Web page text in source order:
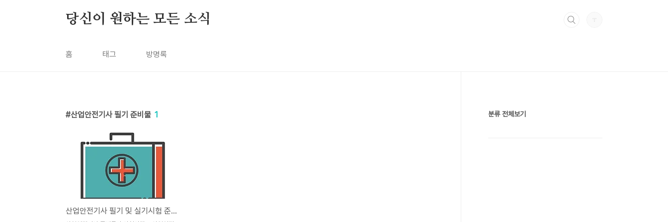
당신이 원하는 모든 소식
홈 태그 방명록
산업안전기사 필기 준비물 1
산업안전기사 필기 및 실기시험 준비물, 시험시간과 퇴실시간
분류 전체보기